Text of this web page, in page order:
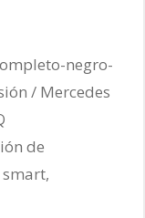
negro-
/ Mercedes
de
smart,